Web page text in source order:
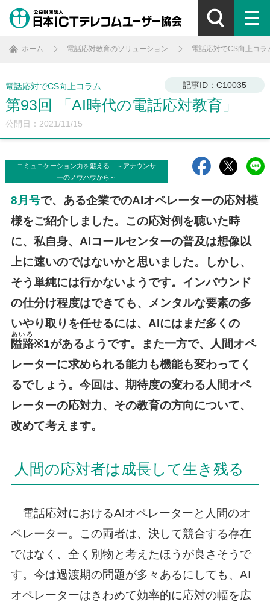
ホーム 電話応対教育のソリューション 電話応対でCS向上コラ
電話応対でCS向上コラム
第93回 「AI時代の電話応対教育」
記事ID：C10035
公開日：2021/11/15
コミュニケーション力を鍛える ～アナウンサ
ーのノウハウから～
8月号で、ある企業でのAIオペレーターの応対模
様をご紹介しました。この応対例を聴いた時
に、私自身、AIコールセンターの普及は想像以
上に速いのではないかと思いました。しかし、
そう単純には行かないようです。インバウンド
の仕分け程度はできても、メンタルな要素の多
いやり取りを任せるには、AIにはまだ多くの
隘路
あいろ
※1があるようです。また一方で、人間オペ
レーターに求められる能力も機能も変わってく
るでしょう。今回は、期待度の変わる人間オペ
レーターの応対力、その教育の方向について、
改めて考えます。
人間の応対者は成長して生き残る
電話応対におけるAIオペレーターと人間のオ
ペレーター。この両者は、決して競合する存在
ではなく、全く別物と考えたほうが良さそうで
す。今は過渡期の問題が多々あるにしても、AI
オペレーターはきわめて効率的に応対の幅を広